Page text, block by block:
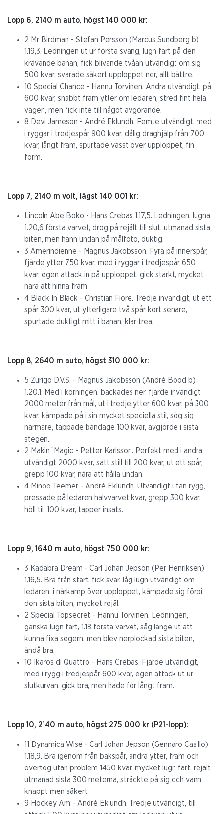
Lopp 6, 2140 m auto, högst 140 000 kr:
2 Mr Birdman - Stefan Persson (Marcus Sundberg b)
1.19,3. Ledningen ut ur första sväng, lugn fart på den
krävande banan, fick blivande tvåan utvändigt om sig
500 kvar, svarade säkert upploppet ner, allt bättre.
10 Special Chance - Hannu Torvinen. Andra utvändigt, på
600 kvar, snabbt fram ytter om ledaren, stred fint hela
vägen, men fick inte till något avgörande.
8 Devi Jameson - André Eklundh. Femte utvändigt, med
i ryggar i tredjespår 900 kvar, dålig draghjälp från 700
kvar, långt fram, spurtade vasst över upploppet, fin
form.
Lopp 7, 2140 m volt, lägst 140 001 kr:
Lincoln Abe Boko - Hans Crebas 1.17,5. Ledningen, lugna
1.20,6 första varvet, drog på rejält till slut, utmanad sista
biten, men hann undan på målfoto, duktig.
3 Amerindienne - Magnus Jakobsson. Fyra på innerspår,
fjärde ytter 750 kvar, med i ryggar i tredjespår 650
kvar, egen attack in på upploppet, gick starkt, mycket
nära att hinna fram
4 Black In Black - Christian Fiore. Tredje invändigt, ut ett
spår 300 kvar, ut ytterligare två spår kort senare,
spurtade duktigt mitt i banan, klar trea.
Lopp 8, 2640 m auto, högst 310 000 kr:
5 Zurigo D.V.S. - Magnus Jakobsson (André Bood b)
1.20,1. Med i körningen, backades ner, fjärde invändigt
2000 meter från mål, ut i tredje ytter 600 kvar, på 300
kvar, kämpade på i sin mycket speciella stil, sög sig
närmare, tappade bandage 100 kvar, avgjorde i sista
stegen.
2 Makin´Magic - Petter Karlsson. Perfekt med i andra
utvändigt 2000 kvar, satt still till 200 kvar, ut ett spår,
grepp 100 kvar, nära att hålla undan.
4 Minoo Teemer - André Eklundh. Utvändigt utan rygg,
pressade på ledaren halvvarvet kvar, grepp 300 kvar,
höll till 100 kvar, tapper insats.
Lopp 9, 1640 m auto, högst 750 000 kr:
3 Kadabra Dream - Carl Johan Jepson (Per Henriksen)
1.16,5. Bra från start, fick svar, låg lugn utvändigt om
ledaren, i närkamp över upploppet, kämpade sig förbi
den sista biten, mycket rejäl.
2 Special Topsecret - Hannu Torvinen. Ledningen,
ganska lugn fart, 1.18 första varvet, såg länge ut att
kunna fixa segern, men blev nerplockad sista biten,
ändå bra.
10 Ikaros di Quattro - Hans Crebas. Fjärde utvändigt,
med i rygg i tredjespår 600 kvar, egen attack ut ur
slutkurvan, gick bra, men hade för långt fram.
Lopp 10, 2140 m auto, högst 275 000 kr (P21-lopp):
11 Dynamica Wise - Carl Johan Jepson (Gennaro Casillo)
1.18,9. Bra igenom från bakspår, andra ytter, fram och
övertog utan problem 1450 kvar, mycket lugn fart, rejält
utmanad sista 300 meterna, sträckte på sig och vann
knappt men säkert.
9 Hockey Am - André Eklundh. Tredje utvändigt, till